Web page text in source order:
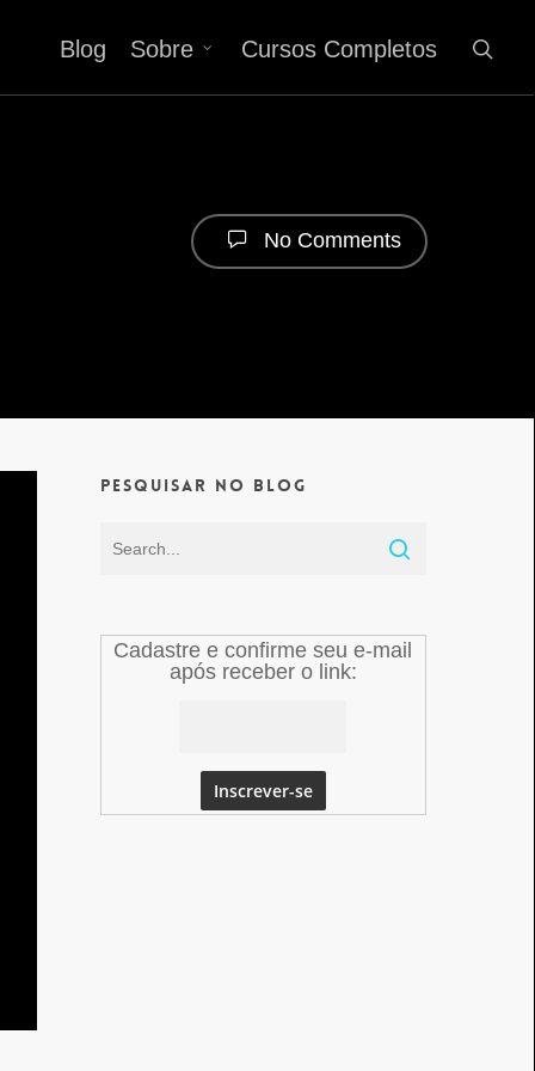
Blog Sobre Cursos Completos
No Comments
Pesquisar no Blog
Cadastre e confirme seu e-mail
após receber o link: